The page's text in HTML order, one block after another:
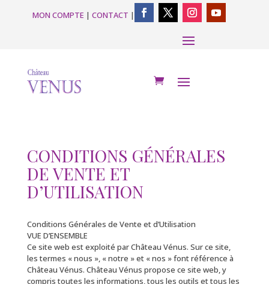
MON COMPTE | CONTACT |
CONDITIONS GÉNÉRALES
DE VENTE ET
D’UTILISATION
Conditions Générales de Vente et d’Utilisation
VUE D’ENSEMBLE
Ce site web est exploité par Château Vénus. Sur ce site,
les termes « nous », « notre » et « nos » font référence à
Château Vénus. Château Vénus propose ce site web, y
compris toutes les informations, tous les outils et tous les